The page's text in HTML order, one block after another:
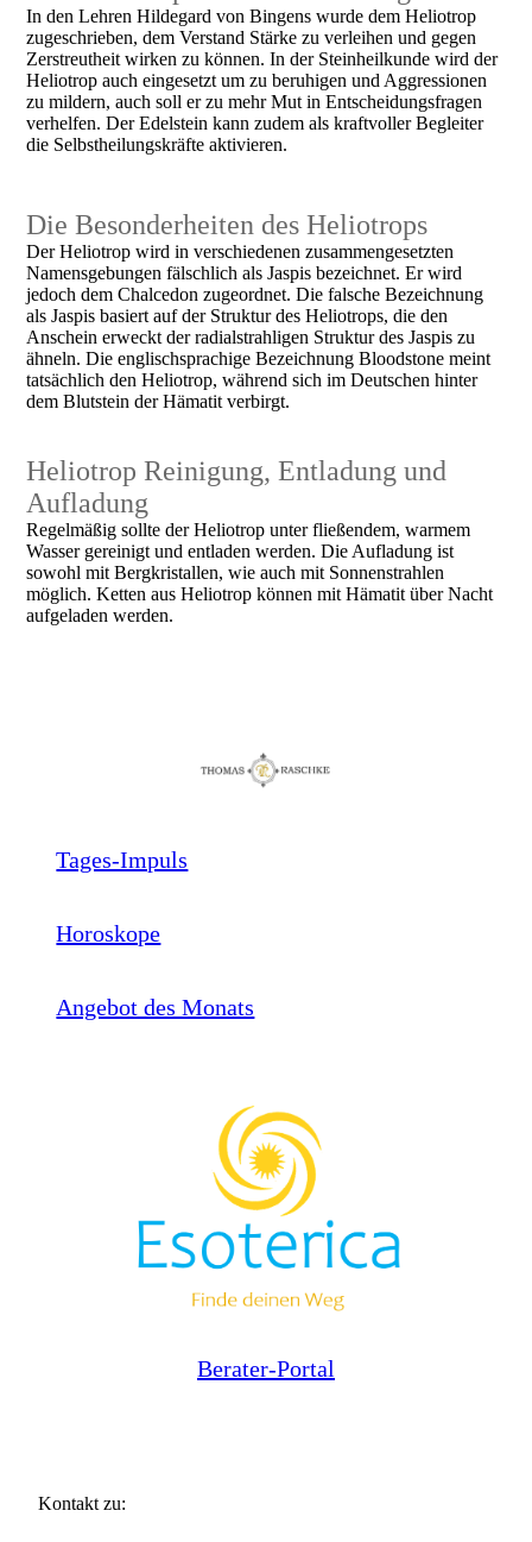
In den Lehren Hildegard von Bingens wurde dem Heliotrop
zugeschrieben, dem Verstand Stärke zu verleihen und gegen
Zerstreutheit wirken zu können. In der Steinheilkunde wird der
Heliotrop auch eingesetzt um zu beruhigen und Aggressionen
zu mildern, auch soll er zu mehr Mut in Entscheidungsfragen
verhelfen. Der Edelstein kann zudem als kraftvoller Begleiter
die Selbstheilungskräfte aktivieren.
Die Besonderheiten des Heliotrops
Der Heliotrop wird in verschiedenen zusammengesetzten
Namensgebungen fälschlich als Jaspis bezeichnet. Er wird
jedoch dem Chalcedon zugeordnet. Die falsche Bezeichnung
als Jaspis basiert auf der Struktur des Heliotrops, die den
Anschein erweckt der radialstrahligen Struktur des Jaspis zu
ähneln. Die englischsprachige Bezeichnung Bloodstone meint
tatsächlich den Heliotrop, während sich im Deutschen hinter
dem Blutstein der Hämatit verbirgt.
Heliotrop Reinigung, Entladung und
Aufladung
Regelmäßig sollte der Heliotrop unter fließendem, warmem
Wasser gereinigt und entladen werden. Die Aufladung ist
sowohl mit Bergkristallen, wie auch mit Sonnenstrahlen
möglich. Ketten aus Heliotrop können mit Hämatit über Nacht
aufgeladen werden.
Tages-Impuls
Horoskope
Angebot des Monats
Berater-Portal
Kontakt zu: